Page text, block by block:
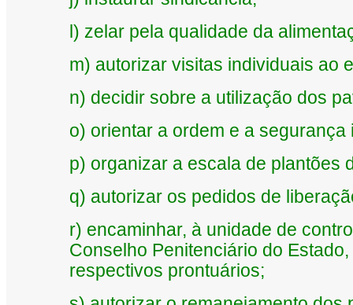
l) zelar pela qualidade da
m) autorizar visitas individuais ao
n) decidir sobre a utilização dos
o) orientar a ordem e a
p) organizar a escala de plantões
q) autorizar os pedidos de
r) encaminhar, à unidade de
Conselho Penitenciário do
respectivos prontuários;